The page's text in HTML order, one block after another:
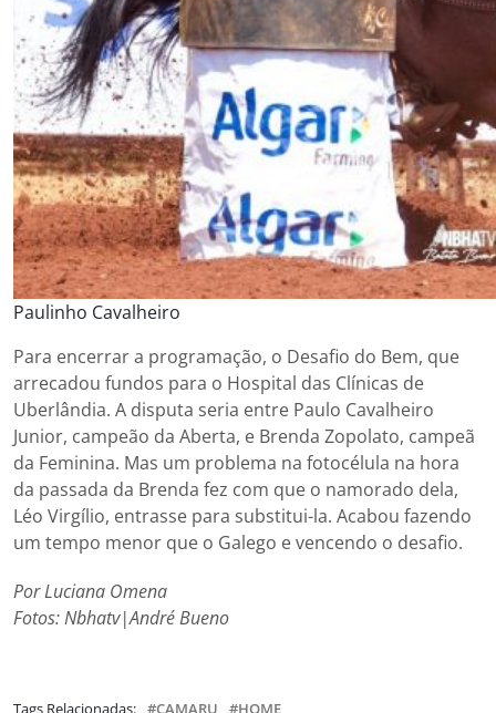
Paulinho Cavalheiro
Para encerrar a programação, o Desafio do Bem, que
arrecadou fundos para o Hospital das Clínicas de
Uberlândia. A disputa seria entre Paulo Cavalheiro
Junior, campeão da Aberta, e Brenda Zopolato, campeã
da Feminina. Mas um problema na fotocélula na hora
da passada da Brenda fez com que o namorado dela,
Léo Virgílio, entrasse para substitui-la. Acabou fazendo
um tempo menor que o Galego e vencendo o desafio.
Por Luciana Omena
Fotos: Nbhatv|André Bueno
Tags Relacionadas: CAMARU HOME